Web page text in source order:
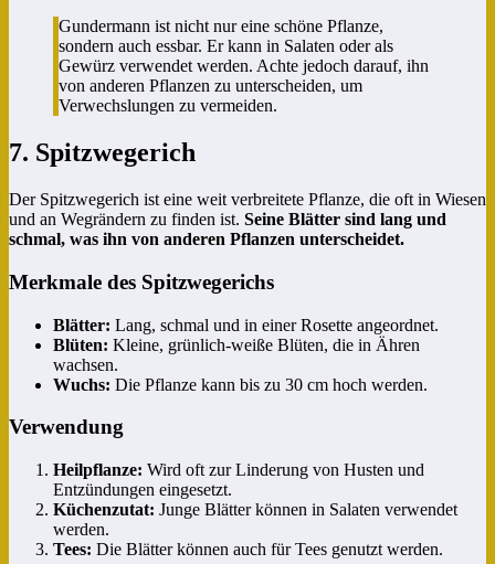
Gundermann ist nicht nur eine schöne Pflanze,
sondern auch essbar. Er kann in Salaten oder als
Gewürz verwendet werden. Achte jedoch darauf, ihn
von anderen Pflanzen zu unterscheiden, um
Verwechslungen zu vermeiden.
7. Spitzwegerich
Der Spitzwegerich ist eine weit verbreitete Pflanze, die oft in Wiesen
und an Wegrändern zu finden ist. Seine Blätter sind lang und
schmal, was ihn von anderen Pflanzen unterscheidet.
Merkmale des Spitzwegerichs
Blätter: Lang, schmal und in einer Rosette angeordnet.
Blüten: Kleine, grünlich-weiße Blüten, die in Ähren
wachsen.
Wuchs: Die Pflanze kann bis zu 30 cm hoch werden.
Verwendung
Heilpflanze: Wird oft zur Linderung von Husten und
Entzündungen eingesetzt.
Küchenzutat: Junge Blätter können in Salaten verwendet
werden.
Tees: Die Blätter können auch für Tees genutzt werden.